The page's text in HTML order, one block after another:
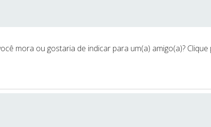
mora ou gostaria de indicar para um(a) amigo(a)?